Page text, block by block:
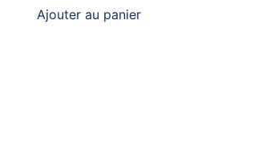
Ajouter au panier